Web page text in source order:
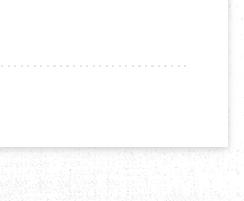
DES ALPES, GR5